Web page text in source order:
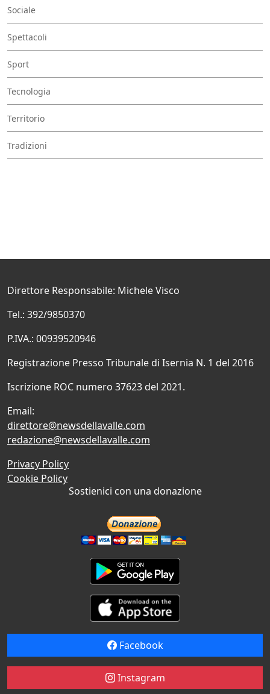
Sociale
Spettacoli
Sport
Tecnologia
Territorio
Tradizioni
Direttore Responsabile: Michele Visco
Tel.: 392/9850370
P.IVA.: 00939520946
Registrazione Presso Tribunale di Isernia N. 1 del 2016
Iscrizione ROC numero 37623 del 2021.
Email:
direttore@newsdellavalle.com
redazione@newsdellavalle.com
Privacy Policy
Cookie Policy
Sostienici con una donazione
Facebook
Instagram